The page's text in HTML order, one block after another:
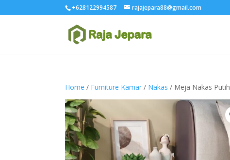
+628122994587 rajajepara88@gmail.com
Home / Furniture Kamar / Nakas / Meja Nakas Putih